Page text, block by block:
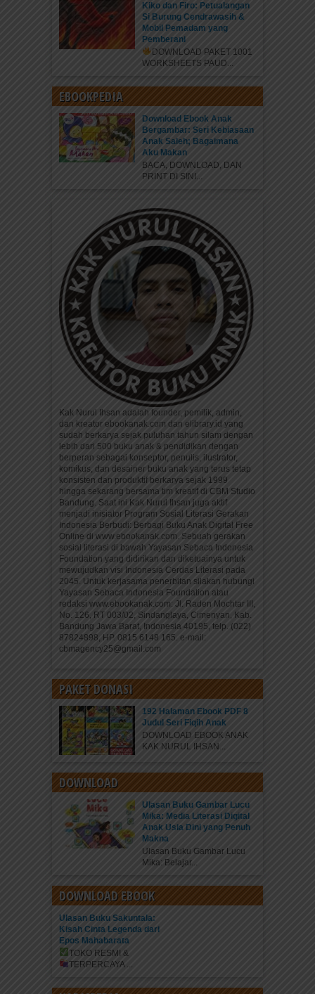
Kiko dan Firo: Petualangan
Si Burung Cendrawasih &
Mobil Pemadam yang
Pemberani
DOWNLOAD PAKET 1001
WORKSHEETS PAUD...
EBOOKPEDIA
Download Ebook Anak
Bergambar: Seri Kebiasaan
Anak Saleh; Bagaimana
Aku Makan
BACA, DOWNLOAD, DAN
PRINT DI SINI...
Kak Nurul Ihsan adalah founder, pemilik, admin,
dan kreator ebookanak.com dan elibrary.id yang
sudah berkarya sejak puluhan tahun silam dengan
lebih dari 500 buku anak & pendidikan dengan
berperan sebagai konseptor, penulis, ilustrator,
komikus, dan desainer buku anak yang terus tetap
konsisten dan produktif berkarya sejak 1999
hingga sekarang bersama tim kreatif di CBM Studio
Bandung. Saat ini Kak Nurul Ihsan juga aktif
menjadi inisiator Program Sosial Literasi Gerakan
Indonesia Berbudi: Berbagi Buku Anak Digital Free
Online di www.ebookanak.com. Sebuah gerakan
sosial literasi di bawah Yayasan Sebaca Indonesia
Foundation yang didirikan dan diketuainya untuk
mewujudkan visi Indonesia Cerdas Literasi pada
2045. Untuk kerjasama penerbitan silakan hubungi
Yayasan Sebaca Indonesia Foundation atau
redaksi www.ebookanak.com: Jl. Raden Mochtar III,
No. 126, RT 003/02, Sindanglaya, Cimenyan, Kab.
Bandung Jawa Barat, Indonesia 40195, telp. (022)
87824898, HP. 0815 6148 165. e-mail:
cbmagency25@gmail.com
PAKET DONASI
192 Halaman Ebook PDF 8
Judul Seri Fiqih Anak
DOWNLOAD EBOOK ANAK
KAK NURUL IHSAN...
DOWNLOAD
Ulasan Buku Gambar Lucu
Mika: Media Literasi Digital
Anak Usia Dini yang Penuh
Makna
Ulasan Buku Gambar Lucu
Mika: Belajar...
DOWNLOAD EBOOK
Ulasan Buku Sakuntala:
Kisah Cinta Legenda dari
Epos Mahabarata
TOKO RESMI &
TERPERCAYA ...